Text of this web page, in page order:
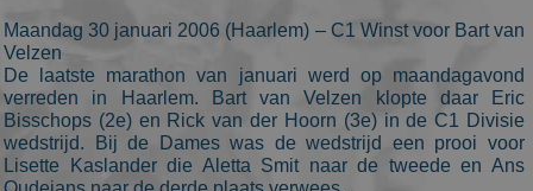
Maandag 30 januari 2006 (Haarlem) – C1 Winst voor Bart van
Velzen
De laatste marathon van januari werd op maandagavond
verreden in Haarlem. Bart van Velzen klopte daar Eric
Bisschops (2e) en Rick van der Hoorn (3e) in de C1 Divisie
wedstrijd. Bij de Dames was de wedstrijd een prooi voor
Lisette Kaslander die Aletta Smit naar de tweede en Ans